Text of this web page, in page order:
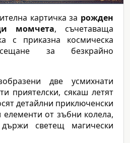
картичка за рожден
момчета, съчетаваща
с приказна космическа
за безкрайно
две усмихнати
приятелски, сякаш летят
детайлни приключенски
от зъбни колела,
светещ магически